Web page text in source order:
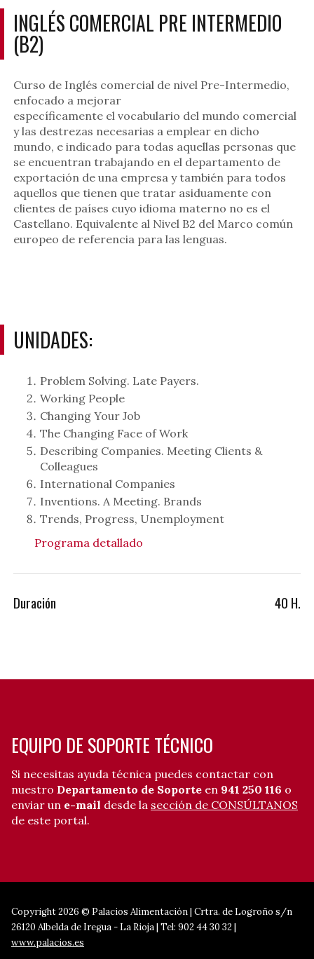
INGLÉS COMERCIAL PRE INTERMEDIO
(B2)
Curso de Inglés comercial de nivel Pre-Intermedio,
enfocado a mejorar
específicamente el vocabulario del mundo comercial
y las destrezas necesarias a emplear en dicho
mundo, e indicado para todas aquellas personas que
se encuentran trabajando en el departamento de
exportación de una empresa y también para todos
aquellos que tienen que tratar asiduamente con
clientes de países cuyo idioma materno no es el
Castellano. Equivalente al Nivel B2 del Marco común
europeo de referencia para las lenguas.
UNIDADES:
Problem Solving. Late Payers.
Working People
Changing Your Job
The Changing Face of Work
Describing Companies. Meeting Clients &
Colleagues
International Companies
Inventions. A Meeting. Brands
Trends, Progress, Unemployment
Programa detallado
40 H.
Duración
EQUIPO DE SOPORTE TÉCNICO
Si necesitas ayuda técnica puedes contactar con
nuestro Departamento de Soporte en 941 250 116 o
enviar un e-mail desde la sección de CONSÚLTANOS
de este portal.
Copyright 2026 © Palacios Alimentación | Crtra. de Logroño s/n
26120 Albelda de Iregua - La Rioja | Tel: 902 44 30 32 |
www.palacios.es